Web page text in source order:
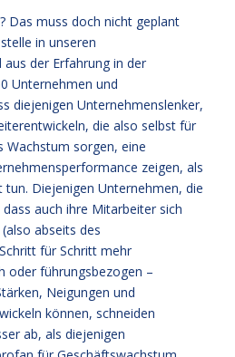
Das muss doch nicht geplant
in unseren
der Erfahrung in der
Unternehmen und
diejenigen Unternehmenslenker,
die also selbst für
Wachstum sorgen, eine
zeigen, als
tun. Diejenigen Unternehmen, die
auch ihre Mitarbeiter sich
abseits des
für Schritt mehr
oder führungsbezogen –
Neigungen und
können, schneiden
ab, als diejenigen